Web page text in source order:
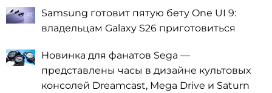
Samsung готовит пятую бету One UI 9:
владельцам Galaxy S26 приготовиться
Новинка для фанатов Sega —
представлены часы в дизайне культовых
консолей Dreamcast, Mega Drive и Saturn